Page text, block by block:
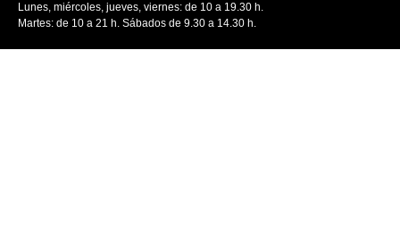
Lunes, miércoles, jueves, viernes: de 10 a 19.30 h.
Martes: de 10 a 21 h. Sábados de 9.30 a 14.30 h.